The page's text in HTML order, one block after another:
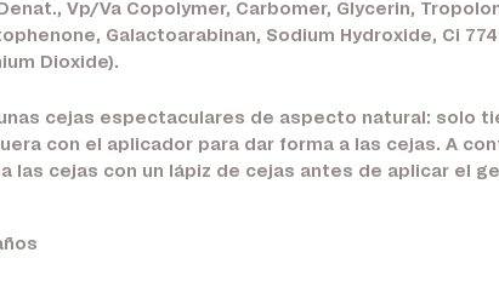
Vp/Va Copolymer, Carbomer, Glycerin,
Galactoarabinan, Sodium Hydroxide, Ci
Dioxide).
cejas espectaculares de aspecto natural: solo
con el aplicador para dar forma a las cejas. A
las cejas con un lápiz de cejas antes de aplicar el